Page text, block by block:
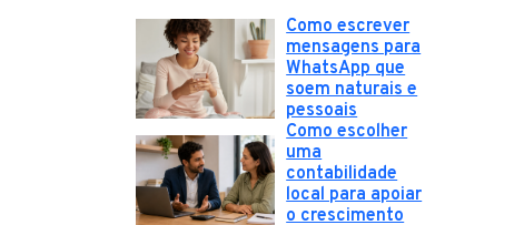
Como escrever
mensagens para
WhatsApp que
soem naturais e
pessoais
Como escolher
uma
contabilidade
local para apoiar
o crescimento